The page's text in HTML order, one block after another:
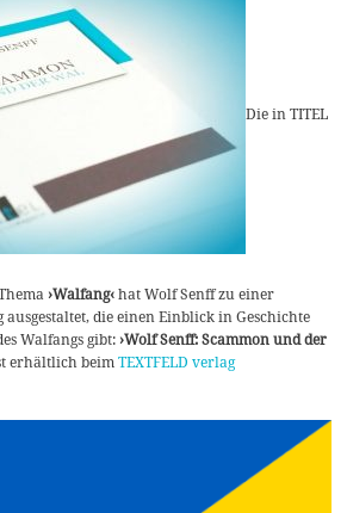
Die in TITEL
›Walfang‹hat Wolf Senff zu einer
ausgestaltet, die einen Einblick in Geschichte
Walfangs gibt:›Wolf Senff: Scammon und der
erhältlich beimTEXTFELD verlag